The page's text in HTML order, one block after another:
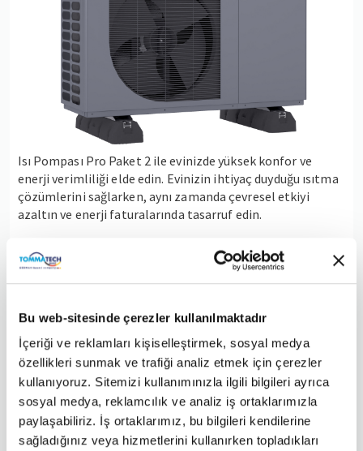
Bu web-sitesinde çerezler kullanılmaktadır
İçeriği ve reklamları kişiselleştirmek, sosyal medya
özellikleri sunmak ve trafiği analiz etmek için çerezler
kullanıyoruz. Sitemizi kullanımınızla ilgili bilgileri ayrıca
sosyal medya, reklamcılık ve analiz iş ortaklarımızla
paylaşabiliriz. İş ortaklarımız, bu bilgileri kendilerine
sağladığınız veya hizmetlerini kullanırken topladıkları
Isı Pompası Pro Paket 2 ile evinizde yüksek konfor ve
enerji verimliliği elde edin. Evinizin ihtiyaç duyduğu ısıtma
çözümlerini sağlarken, aynı zamanda çevresel etkiyi
azaltın ve enerji faturalarında tasarruf edin.
ısıtma ve kullanım suyu ihtiyaçlarını karşılamak için
tasarlanmıştır. Manyetik tortu tutucu ve hava ayrıştırıcıya
garantiler ve enerji tüketimini denge kabı sayesinde
azaltırken konforunuzu artırır.
Stok Sor Teklif Al